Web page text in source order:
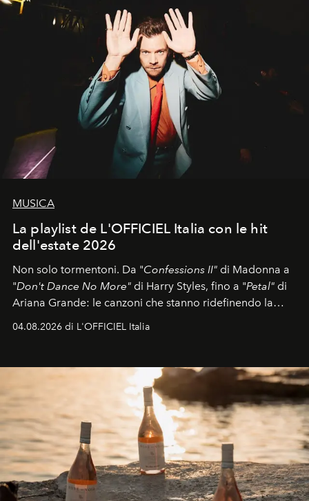
MUSICA
La playlist de L'OFFICIEL Italia con le hit
dell'estate 2026
Non solo tormentoni. Da "Confessions II" di Madonna a
"Don't Dance No More" di Harry Styles, fino a "Petal" di
Ariana Grande: le canzoni che stanno ridefinendo la
colonna sonora della stagione.
04.08.2026 di L'OFFICIEL Italia